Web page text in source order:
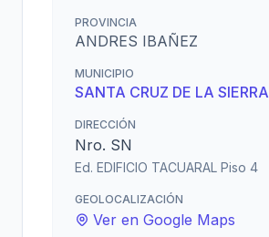
PROVINCIA
ANDRES IBAÑEZ
MUNICIPIO
SANTA CRUZ DE LA SIERRA
DIRECCIÓN
Nro. SN
Ed. EDIFICIO TACUARAL Piso 4
GEOLOCALIZACIÓN
Ver en Google Maps